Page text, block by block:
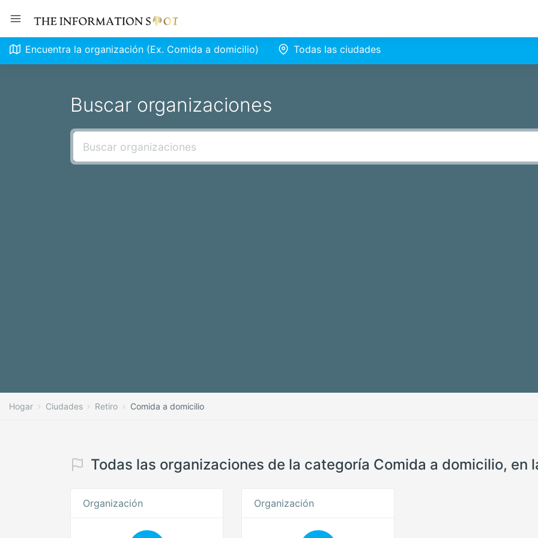
Encuentra la organización (Ex. Comida a domicilio) Todas las ciudades
Buscar organizaciones
Hogar Ciudades Retiro Comida a domicilio
Todas las organizaciones de la categoría Comida a domicilio, en
Organización Organización